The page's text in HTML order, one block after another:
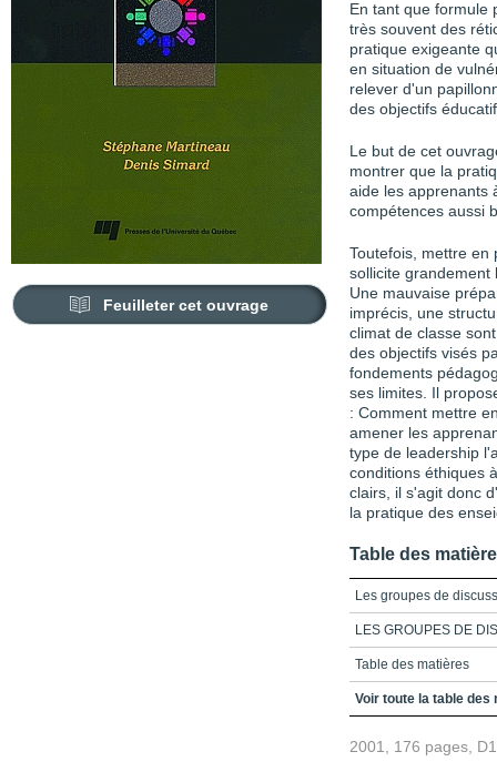
Feuilleter cet ouvrage
En tant que formule
très souvent des
pratique exigeante
en situation de
relever d'un
des objectifs
Le but de cet
montrer que la
aide les apprenants
compétences aussi
Toutefois, mettre en
sollicite grandement
Une mauvaise
imprécis, une
climat de classe
des objectifs visés
fondements
ses limites. Il
: Comment mettre
amener les
type de leadership
conditions éthiques
clairs, il s'agit donc
la pratique des
Table des
Les groupes de
LES GROUPES DE
Table des matières
Un exemple de la
Voir toute la table des
2001, 176 pages,